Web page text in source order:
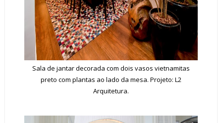
Sala de jantar decorada com dois vasos vietnamitas
preto com plantas ao lado da mesa. Projeto: L2
Arquitetura.